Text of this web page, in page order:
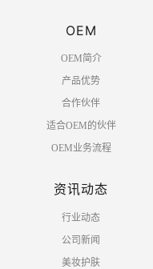
OEM
OEM简介
产品优势
合作伙伴
适合OEM的伙伴
OEM业务流程
资讯动态
行业动态
公司新闻
美妆护肤